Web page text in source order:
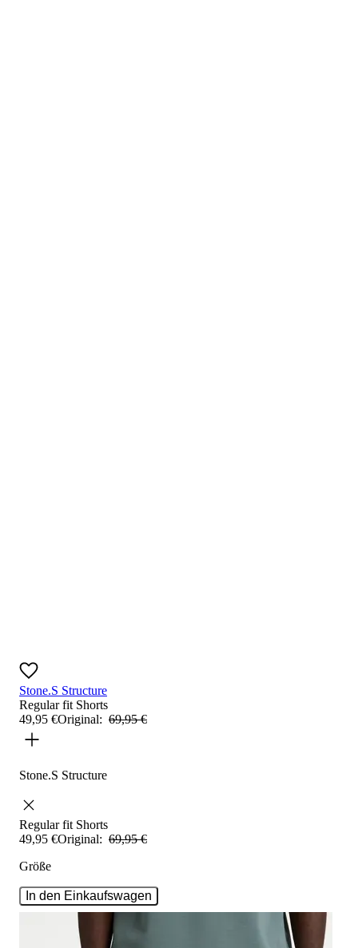
Stone.S Structure
Regular fit Shorts
49,95 €Original: 69,95 €
Stone.S Structure
Regular fit Shorts
49,95 €Original: 69,95 €
Größe
In den Einkaufswagen